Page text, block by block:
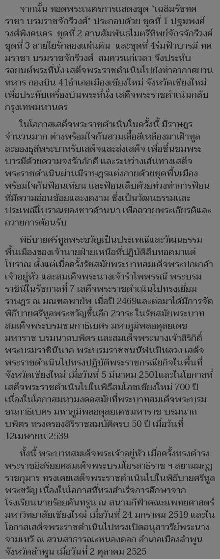
จากนั้น ทอดพระเนตรการแสดงชุด “เฉลิมรัชทศ
ราชา บรมราชจักรีวงศ์” ประกอบด้วย ชุดที่ 1 ปฐมพงศ์
วงศ์พิงคนคร ชุดที่ 2 สานสัมพันธไมตรีทิพย์จักรจักรีวงศ์
ชุดที่ 3 สายใยรักสองแผ่นดิน และชุดที่ 4ร่มฟ้าบารมี ทศ
มราชา บรมราชจักรีวงศ์ สมควรแก่เวลา จึงประทับ
รถยนต์พระที่นั่ง เสด็จพระราชดำเนินไปยังท่าอากาศยาน
ทหาร กองบิน 41อำเภอเมืองเชียงใหม่ จังหวัดเชียงใหม่
เพื่อประทับเครื่องบินพระที่นั่ง เสด็จพระราชดำเนินกลับ
กรุงเทพมหานคร
ในโอกาสเสด็จพระราชดำเนินในครั้งนี้ มีราษฎร
จำนวนมาก ต่างพร้อมใจกันสวมเสื้อสีเหลืองมาเฝ้าทูล
ละอองธุลีพระบาทรับเสด็จและส่งเสด็จ เพื่อชื่นชมพระ
บารมีด้วยความจงรักภักดี และระหว่างเส้นทางเสด็จ
พระราชดำเนินผ่านมีราษฎรแต่งกายด้วยชุดพื้นเมือง
พร้อมใจกันฟ้อนเทียน และฟ้อนเล็บด้วยท่วงท่าการฟ้อน
ที่มีความอ่อนช้อยและงดงาม ซึ่งเป็นวัฒนธรรมและ
ประเพณีโบราณของชาวล้านนา เพื่อถวายพระเกียรติและ
ถวายการต้อนรับ
พิธีบายศรีทูลพระขวัญเป็นประเพณีและวัฒนธรรม
พื้นเมืองของเจ้านายฝ่ายเหนือที่ปฏิบัติสืบทอดมาแต่
โบราณ ตั้งแต่เมื่อครั้งรัชสมัยพระบาทสมเด็จพระปกเกล้า
เจ้าอยู่หัว และสมเด็จพระนางเจ้ารำไพพรรณี พระบรม
ราชินีในรัชกาลที่ 7 เสด็จพระราชดำเนินไปทรงเยี่ยม
ราษฎร ณ มณฑลพายัพ เมื่อปี 2469และต่อมาได้มีการจัด
พิธีบายศรีทูลพระขวัญขึ้นอีก 2วาระ ในรัชสมัยพระบาท
สมเด็จพระบรมชนกาธิเบศร มหาภูมิพลอดุลยเดช
มหาราช บรมนาถบพิตร และสมเด็จพระนางเจ้าสิริกิติ์
พระบรมราชินีนาถ พระบรมราชชนนีพันปีหลวง เสด็จ
พระราชดำเนินไปทรงปฏิบัติพระราชกรณียกิจในพื้นที่
จังหวัดเชียงใหม่ เมื่อวันที่ 5 มีนาคม 2501และในโอกาสที่
เสด็จพระราชดำเนินไปในพิธีสมโภชเชียงใหม่ 700 ปี
เนื่องในโอกาสมหามงคลสมัยที่พระบาทสมเด็จพระบรม
ชนกาธิเบศร มหาภูมิพลอดุลยเดชมหาราช บรมนาถ
บพิตร ทรงครองสิริราชสมบัติครบ 50 ปี เมื่อวันที่
12เมษายน 2539
ทั้งนี้ พระบาทสมเด็จพระเจ้าอยู่หัว เมื่อครั้งทรงดำรง
พระราชอิสริยยศสมเด็จพระบรมโอรสาธิราช ฯ สยามมกุฎ
ราชกุมาร ทรงเคยเสด็จพระราชดำเนินไปในพิธีบายศรีทูล
พระขวัญ เนื่องในโอกาสที่ทรงสำเร็จการศึกษาจาก
โรงเรียนนายร้อยดันทรูน ณ สนามกีฬาคณะแพทยศาสตร์
มหาวิทยาลัยเชียงใหม่ เมื่อวันที่ 24 มกราคม 2519 และใน
โอกาสเสด็จพระราชดำเนินไปทรงเปิดอนุสาวรีย์พระนาง
จามเทวี ณ สวนสาธารณะหนองดอก อำเภอเมืองลำพูน
จังหวัดลำพูน เมื่อวันที่ 2 ตุลาคม 2525